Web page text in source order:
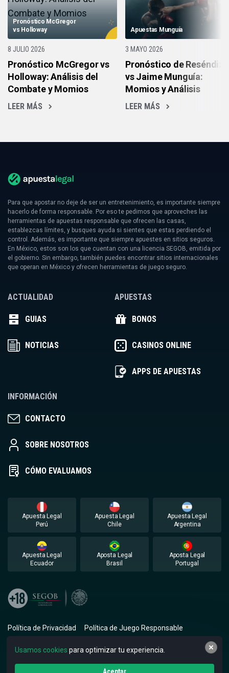
Pronóstico McGregor
vs Holloway
8 JULIO 2026
Pronóstico McGregor vs
Holloway: Análisis del
Combate y Momios
LEER MÁS
Apuestas Munguía
3 MAYO 2026
Pronóstico de Reséndiz
vs Jaime Munguía:
Momios y Análisis
LEER MÁS
Para que apostar no deje de ser un entretenimiento, es importante siempre
hacerlo de forma responsable. Por eso te pedimos que aproveches las
herramientas de apuestas responsable que ofrecen las casas,
establezcas límites, y busques ayuda si sientes que estas perdiendo el
control. Además, es importante que siempre apuestes en sitios seguros.
En México, estos son los que cuentan con una licencia SEGOB, emitida por
el gobierno. Sin embargo, también puedes encontrar sitios internacionales
que operan en México y ofrecen herramientas de juego seguro.
ACTUALIDAD
GUIAS
NOTICIAS
APUESTAS
BONOS
CASINOS ONLINE
APPS DE APUESTAS
INFORMACIÓN
CONTACTO
SOBRE NOSOTROS
CÓMO EVALUAMOS
Apuesta Legal
Perú
Apuesta Legal
Chile
Apuesta Legal
Argentina
Apuesta Legal
Ecuador
Aposta Legal
Brasil
Aposta Legal
Portugal
Política de Privacidad
Política de Juego Responsable
Usamos cookies para optimizar tu experiencia.